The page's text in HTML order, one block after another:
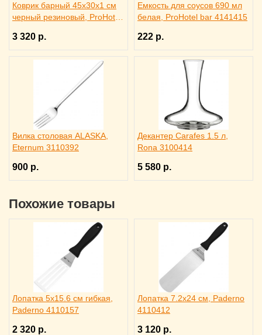
Коврик барный 45x30x1 см
черный резиновый, ProHotel
3 320 р.
Емкость для соусов 690 мл
белая, ProHotel bar 4141415
222 р.
Вилка столовая ALASKA,
Eternum 3110392
900 р.
Декантер Carafes 1.5 л,
Rona 3100414
5 580 р.
Похожие товары
Лопатка 5х15.6 см гибкая,
Paderno 4110157
2 320 р.
Лопатка 7.2х24 см, Paderno
4110412
3 120 р.